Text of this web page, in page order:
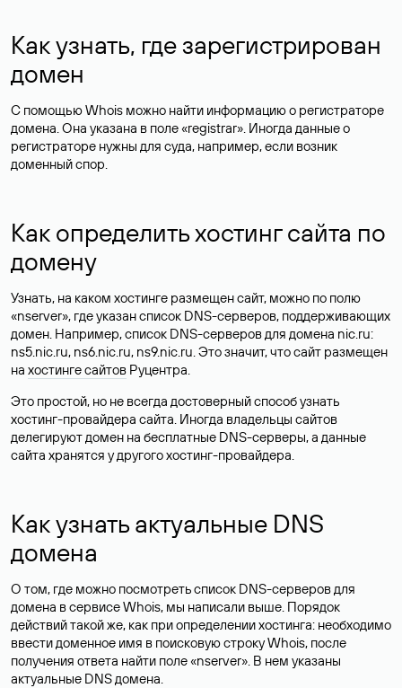
Как узнать, где зарегистрирован
домен
С помощью Whois можно найти информацию о регистраторе
домена. Она указана в поле «registrar». Иногда данные о
регистраторе нужны для суда, например, если возник
доменный спор.
Как определить хостинг сайта по
домену
Узнать, на каком хостинге размещен сайт, можно по полю
«nserver», где указан список DNS-серверов, поддерживающих
домен. Например, список DNS-серверов для домена nic.ru:
ns5.nic.ru, ns6.nic.ru, ns9.nic.ru. Это значит, что сайт размещен
на хостинге сайтов Руцентра.
Это простой, но не всегда достоверный способ узнать
хостинг-провайдера сайта. Иногда владельцы сайтов
делегируют домен на бесплатные DNS-серверы, а данные
сайта хранятся у другого хостинг-провайдера.
Как узнать актуальные DNS
домена
О том, где можно посмотреть список DNS-серверов для
домена в сервисе Whois, мы написали выше. Порядок
действий такой же, как при определении хостинга: необходимо
ввести доменное имя в поисковую строку Whois, после
получения ответа найти поле «nserver». В нем указаны
актуальные DNS домена.